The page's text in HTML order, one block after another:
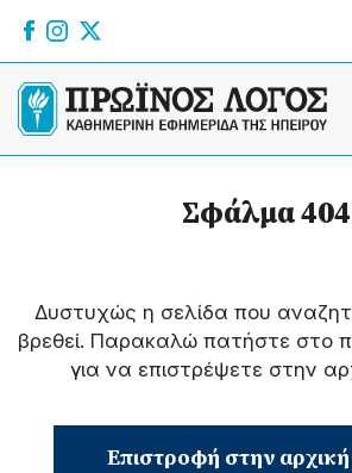
Σφάλμα 404
Δυστυχώς η σελίδα που
βρεθεί. Παρακαλώ πατήστε στο
για να επιστρέψετε στην
Επιστροφή στην